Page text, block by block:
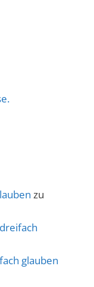
zu
glauben